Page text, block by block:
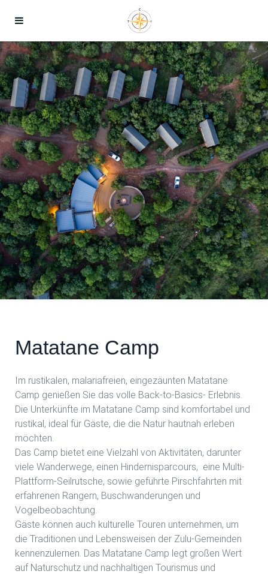
Matatane Camp
Im rustikalen, malariafreien, eingezäunten Matatane
Camp genießen Sie das volle Back-to-Basics- Erlebnis.
Die Unterkünfte im Matatane Camp sind komfortabel und
rustikal, ideal für Gäste, die die Natur hautnah erleben
möchten.
Das Camp bietet eine Vielzahl von Aktivitäten, darunter
viele Wanderwege, einen Hindernisparcours, eine Multi-
Plattform-Seilrutsche, sowie geführte Pirschfahrten mit
erfahrenen Rangern, Buschwanderungen und
Vogelbeobachtung.
Gäste können auch kulturelle Touren unternehmen, um
die Traditionen und Lebensweisen der Zulu-Gemeinden
kennenzulernen. Das Matatane Camp legt großen Wert
auf Naturschutz und nachhaltigen Tourismus und